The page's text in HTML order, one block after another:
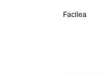
Facilea